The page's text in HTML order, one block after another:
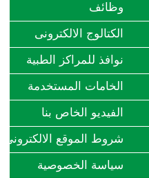
وظائف
الكتالوج الالكترونى
نوافذ للمراكز الطبية
الخامات المستخدمة
الفيديو الخاص بنا
شروط الموقع الالكتروني
سياسة الخصوصية